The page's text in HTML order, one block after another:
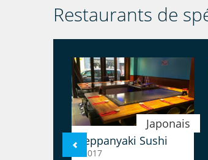
Restaurants de
Japonais
Teppanyaki Sushi
75017